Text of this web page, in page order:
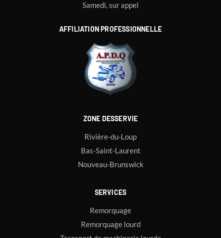
Samedi, sur appel
AFFILIATION PROFESSIONNELLE
ZONE DESSERVIE
Rivière-du-Loup
Bas-Saint-Laurent
Nouveau-Brunswick
SERVICES
Remorquage
Remorquage lourd